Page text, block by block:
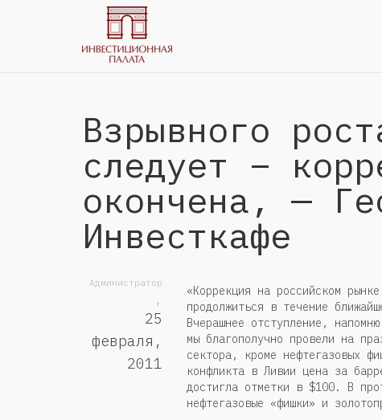
Взрывного
следует –
окончена, —
Инвесткафе
Администратор
,
25
февраля,
2011
«Коррекция на российском
продолжиться в течение
Вчерашнее отступление,
мы благополучно провели на
сектора, кроме нефтегазовых
конфликта в Ливии цена за
достигла отметки в $100. В
нефтегазовые «фишки» и